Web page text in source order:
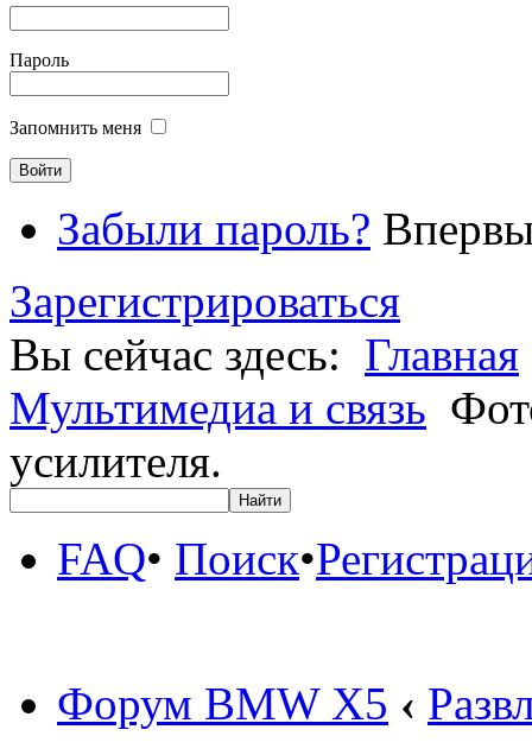
Пароль
Запомнить меня
Забыли пароль?
Зарегистрироваться
Вы сейчас здесь: Главная
Мультимедиа и связь
усилителя.
FAQ• Поиск•
Форум BMW X5 ‹